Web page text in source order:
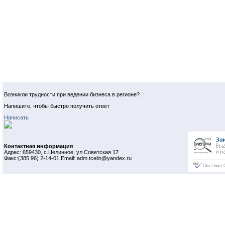
Возникли трудности при ведении бизнеса в регионе?
Напишите, чтобы быстро получить ответ
Написать
Контактная информация
Адрес: 659430, с.Целинное, ул.Советская 17
Факс:(385 96) 2-14-01 Email: adm.tcelin@yandex.ru